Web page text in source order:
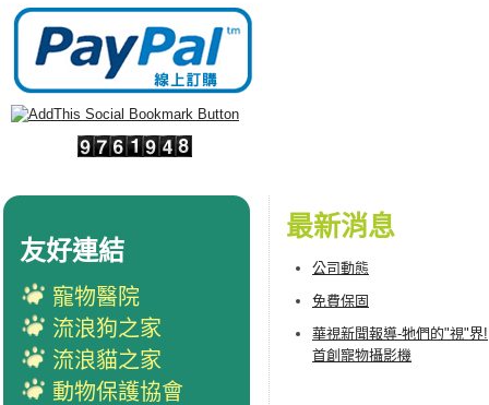
最新消息
公司動態
免費保固
華視新聞報導-牠們的"視"界!
首創寵物攝影機
友好連結
寵物醫院
流浪狗之家
流浪貓之家
動物保護協會